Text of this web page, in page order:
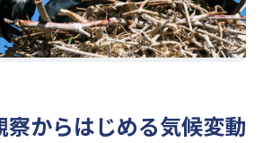
察からはじめる気候変動